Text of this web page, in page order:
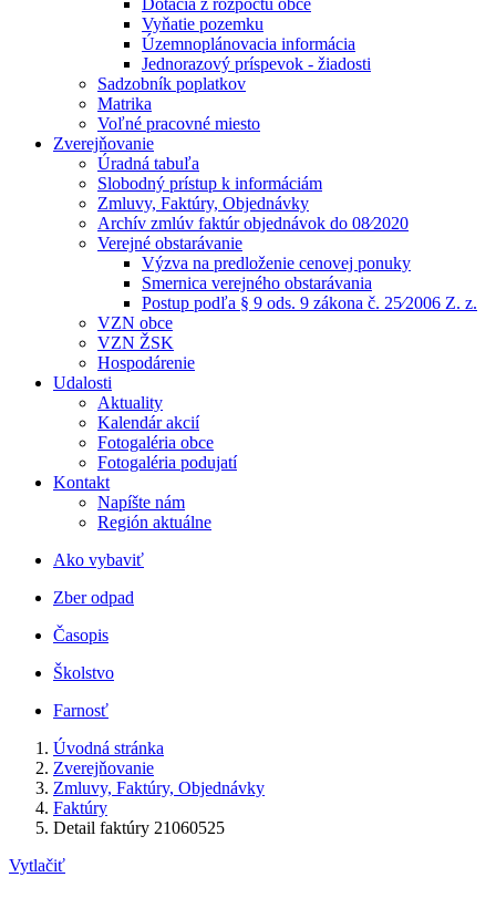
Dotácia z rozpočtu obce
Vyňatie pozemku
Územnoplánovacia informácia
Jednorazový príspevok - žiadosti
Sadzobník poplatkov
Matrika
Voľné pracovné miesto
Zverejňovanie
Úradná tabuľa
Slobodný prístup k informáciám
Zmluvy, Faktúry, Objednávky
Archív zmlúv faktúr objednávok do 08⁄2020
Verejné obstarávanie
Výzva na predloženie cenovej ponuky
Smernica verejného obstarávania
Postup podľa § 9 ods. 9 zákona č. 25⁄2006 Z. z.
VZN obce
VZN ŽSK
Hospodárenie
Udalosti
Aktuality
Kalendár akcií
Fotogaléria obce
Fotogaléria podujatí
Kontakt
Napíšte nám
Región aktuálne
Ako vybaviť
Zber odpad
Časopis
Školstvo
Farnosť
Úvodná stránka
Zverejňovanie
Zmluvy, Faktúry, Objednávky
Faktúry
Detail faktúry 21060525
Vytlačiť